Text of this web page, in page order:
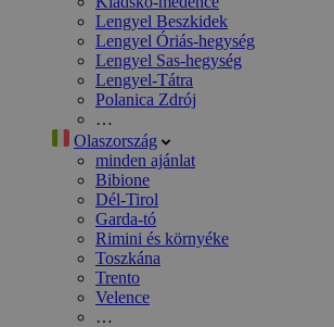
Lengyel Beszkidek
Lengyel Óriás-hegység
Lengyel Sas-hegység
Lengyel-Tátra
Polanica Zdrój
…
Olaszország
minden ajánlat
Bibione
Dél-Tirol
Garda-tó
Rimini és környéke
Toszkána
Trento
Velence
…